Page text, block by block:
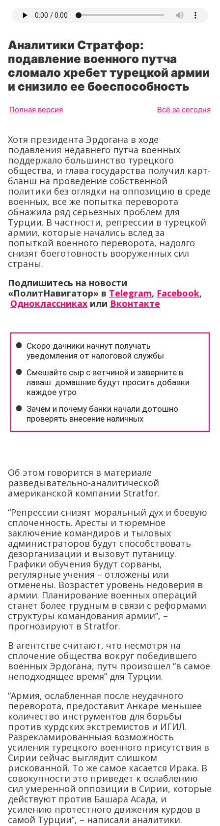
Аналитики Стратфор:
подавление военного путча
сломало хребет турецкой армии
и снизило ее боеспособность
Полная версия Всё за сегодня
Хотя президента Эрдогана в ходе
подавления недавнего путча военных
поддержало большинство турецкого
общества, и глава государства получил карт-
бланш на проведение собственной
политики без оглядки на оппозицию в среде
военных, все же попытка переворота
обнажила ряд серьезных проблем для
Турции. В частности, репрессии в турецкой
армии, которые начались вслед за
попыткой военного переворота, надолго
снизят боеготовность вооруженных сил
страны.
Подпишитесь на новости
«ПолитНавигатор» в Telegram, Facebook,
Одноклассниках или Вконтакте
Об этом говорится в материале
разведывательно-аналитической
американской компании Stratfor.
“Репрессии снизят моральный дух и боевую
сплоченность. Аресты и тюремное
заключение командиров и тыловых
администраторов будут способствовать
дезорганизации и вызовут путаницу.
Графики обучения будут сорваны,
регулярные учения – отложены или
отменены. Возрастет уровень недоверия в
армии. Планирование военных операций
станет более трудным в связи с реформами
структуры командования армии”, –
прогнозируют в Stratfor.
В агентстве считают, что несмотря на
сплочение общества вокруг победившего
военных Эрдогана, путч произошел “в самое
неподходящее время” для Турции.
“Армия, ослабленная после неудачного
переворота, предоставит Анкаре меньшее
количество инструментов для борьбы
против курдских экстремистов и ИГИЛ.
Разрекламированныая возможность
усиления турецкого военного присутствия в
Сирии сейчас выглядит слишком
рискованной. То же самое касается Ирака. В
совокупности это приведет к ослаблению
сил умеренной оппозиции в Сирии, которые
действуют против Башара Асада, и
усилению протестного движения курдов в
самой Турции”, – написали аналитики.